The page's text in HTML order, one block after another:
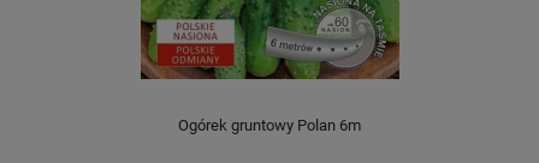
Ogórek gruntowy Polan 6m